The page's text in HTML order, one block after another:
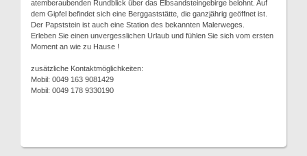
atemberaubenden Rundblick über das Elbsandsteingebirge belohnt. Auf
dem Gipfel befindet sich eine Berggaststätte, die ganzjährig geöffnet ist.
Der Papststein ist auch eine Station des bekannten Malerweges.
Erleben Sie einen unvergesslichen Urlaub und fühlen Sie sich vom ersten
Moment an wie zu Hause !
zusätzliche Kontaktmöglichkeiten:
Mobil: 0049 163 9081429
Mobil: 0049 178 9330190